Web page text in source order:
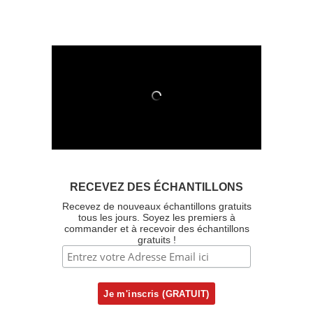
RECEVEZ DES ÉCHANTILLONS
Recevez de nouveaux échantillons gratuits
tous les jours. Soyez les premiers à
commander et à recevoir des échantillons
gratuits !